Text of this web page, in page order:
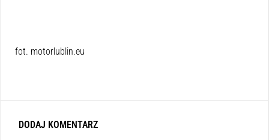
fot. motorlublin.eu
DODAJ KOMENTARZ